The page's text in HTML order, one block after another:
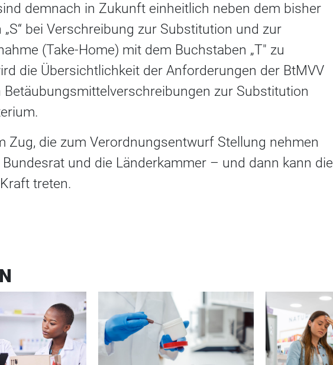
demnach in Zukunft einheitlich neben dem bisher
bei Verschreibung zur Substitution und zur
(Take-Home) mit dem Buchstaben „T" zu
die Übersichtlichkeit der Anforderungen der BtMVV
zur Substitution
Zug, die zum Verordnungsentwurf Stellung nehmen
Bundesrat und die Länderkammer – und dann kann die
treten.